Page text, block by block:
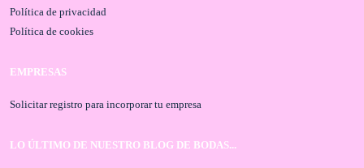
Política de privacidad
Política de cookies
EMPRESAS
Solicitar registro para incorporar tu empresa
LO ÚLTIMO DE NUESTRO BLOG DE BODAS...